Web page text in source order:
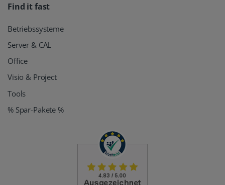
Find it fast
Betriebssysteme
Server & CAL
Office
Visio & Project
Tools
% Spar-Pakete %